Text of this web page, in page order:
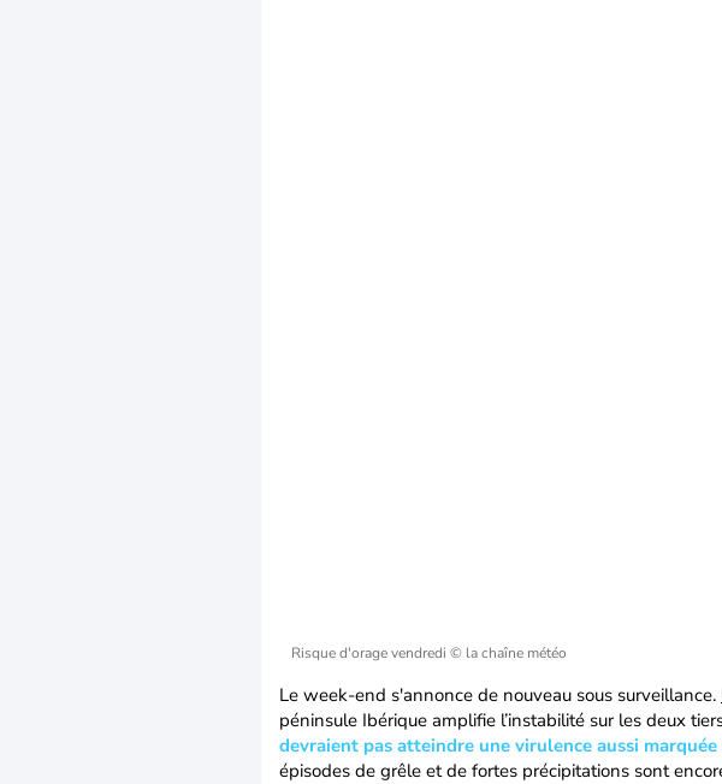
Risque d'orage vendredi © la chaîne météo
Le week-end s'annonce de nouveau sous surveillance.
péninsule Ibérique amplifie l’instabilité sur les deux
devraient pas atteindre une virulence aussi
épisodes de grêle et de fortes précipitations sont